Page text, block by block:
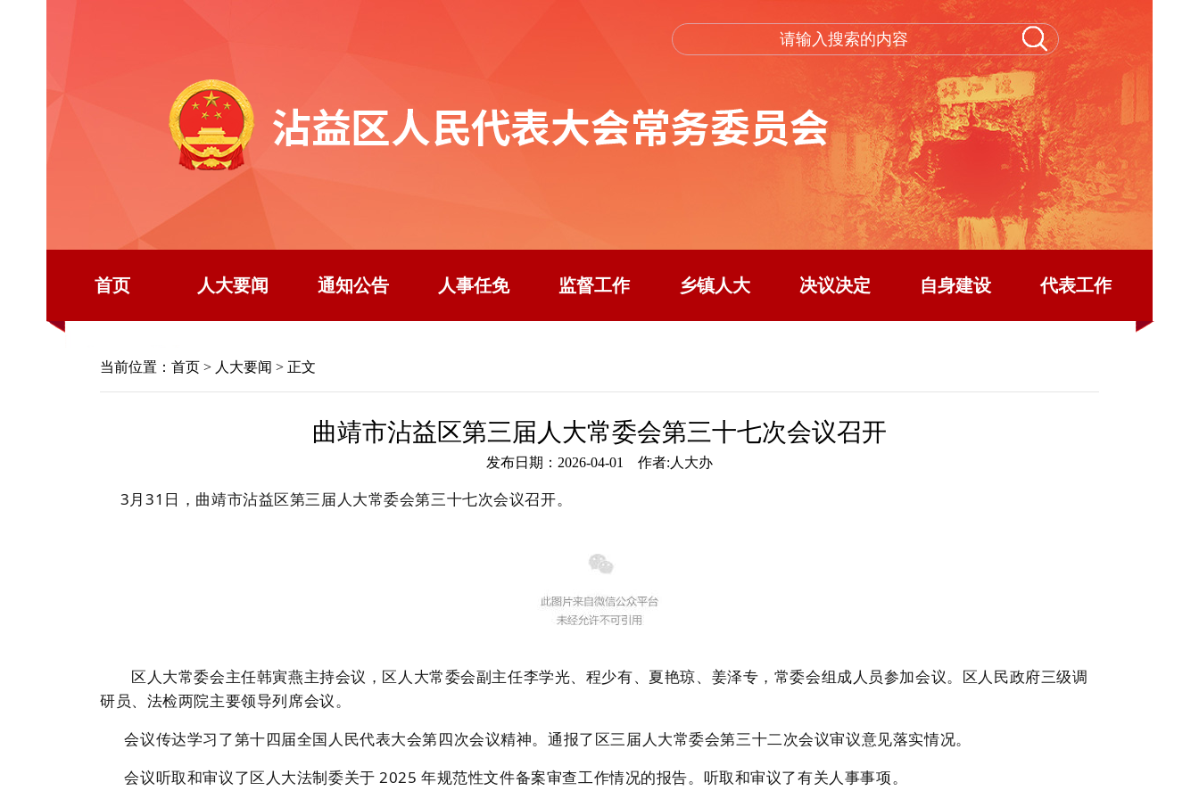
首页 人大要闻 通知公告 人事任免 监督工作 乡镇人大 决议决定 自身建设 代表工作
当前位置： 首页 > 人大要闻 > 正文
曲靖市沾益区第三届人大常委会第三十七次会议召开
发布日期：2026-04-01 作者:人大办
3月31日，曲靖市沾益区第三届人大常委会第三十七次会议召开。
区人大常委会主任韩寅燕主持会议，区人大常委会副主任李学光、程少有、夏艳琼、姜泽专，常委会组成人员参加会议。区人民政府三级调
研员、法检两院主要领导列席会议。
会议传达学习了第十四届全国人民代表大会第四次会议精神。通报了区三届人大常委会第三十二次会议审议意见落实情况。
会议听取和审议了区人大法制委关于 2025 年规范性文件备案审查工作情况的报告。听取和审议了有关人事事项。